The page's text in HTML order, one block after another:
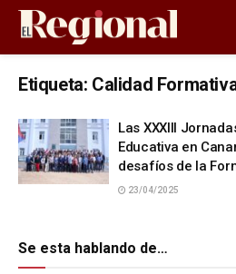
Etiqueta: Calidad
Las XXXIII
Educativa en
desafíos de la
23/04/2025
Se esta hablando de…